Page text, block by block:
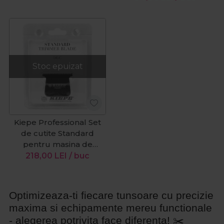
Stoc epuizat
Kiepe Professional Set
de cutite Standard
pentru masina de
contur Vroom 6345
218,00 LEI / buc
Optimizeaza-ti fiecare tunsoare cu precizie
maxima si echipamente mereu functionale
- alegerea potrivita face diferenta! ✂️